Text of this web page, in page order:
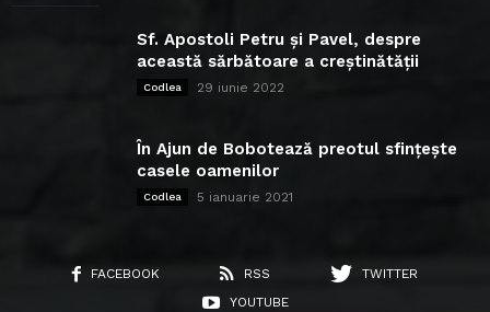
Sf. Apostoli Petru și Pavel, despre
această sărbătoare a creștinătății
Codlea 29 iunie 2022
În Ajun de Bobotează preotul sfințește
casele oamenilor
Codlea 5 ianuarie 2021
FACEBOOK RSS
TWITTER
YOUTUBE